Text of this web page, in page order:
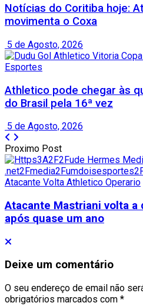
Notícias do Coritiba hoje:
movimenta o Coxa
5 de Agosto, 2026
Esportes
Athletico pode chegar às
do Brasil pela 16ª vez
5 de Agosto, 2026
Proximo Post
Atacante Mastriani volta
após quase um ano
Deixe um comentário
O seu endereço de email não
obrigatórios marcados com *